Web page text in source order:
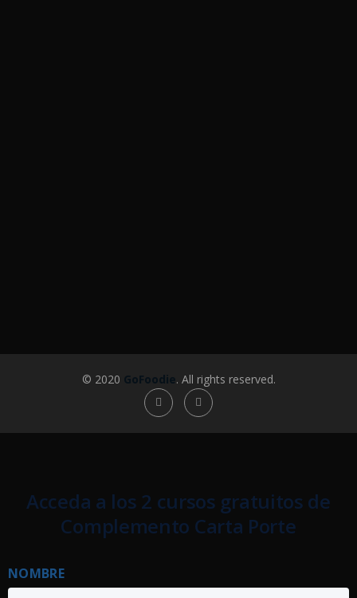
© 2020 GoFoodie. All rights reserved.
Acceda a los 2 cursos gratuitos de
Complemento Carta Porte
NOMBRE